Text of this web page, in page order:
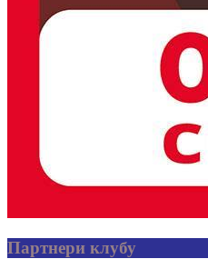
Партнери клубу